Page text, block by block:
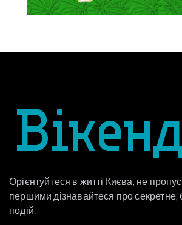
Орієнтуйтеся в житті Києва, не
першими дізнавайтеся про секретне,
подій.